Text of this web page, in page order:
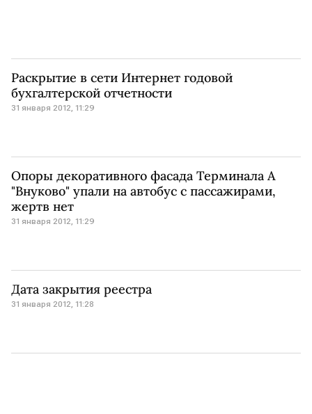
Раскрытие в сети Интернет годовой
бухгалтерской отчетности
31 января 2012, 11:29
Опоры декоративного фасада Терминала А
"Внуково" упали на автобус с пассажирами,
жертв нет
31 января 2012, 11:29
Дата закрытия реестра
31 января 2012, 11:28